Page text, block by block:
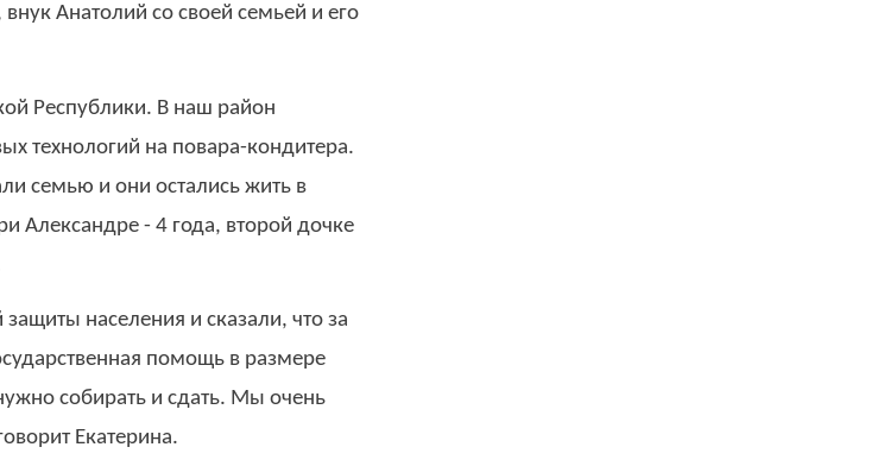
Анатолий со своей семьей и его
Республики. В наш район
технологий на повара-кондитера.
семью и они остались жить в
Александре - 4 года, второй дочке
населения и сказали, что за
помощь в размере
собирать и сдать. Мы очень
Екатерина.